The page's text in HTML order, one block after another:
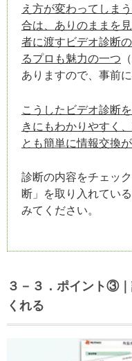
え方が変わってしま
合は、ありのままを
者に渡すビデオ診断
るプロも魅力の一つ
ありますので、事前
こうしたビデオ診断
きにもわかりやすく
とも簡単に情報交換
診断の内容をチェッ
断」を取り入れてい
みてください。
３－３．ポイント③
くれる